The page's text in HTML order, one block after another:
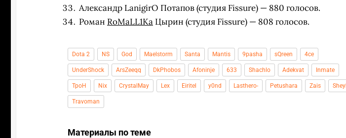
Александр LanigirO Потапов (студия Fissure) — 880 голосов.
Роман RoMaLL1Ka Цырин (студия Fissure) — 808 голосов.
Dota 2 NS God Maelstorm Santa Mantis 9pasha sQreen 4ce
UnderShock ArsZeeqq DkPhobos Afoninje 633 Shachlo Adekvat Inmate
TpoH Nix CrystalMay Lex Eiritel y0nd Lasthero- Petushara Zais Sheyl
Travoman
Материалы по теме